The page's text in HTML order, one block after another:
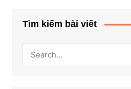
Tìm kiếm bài viết